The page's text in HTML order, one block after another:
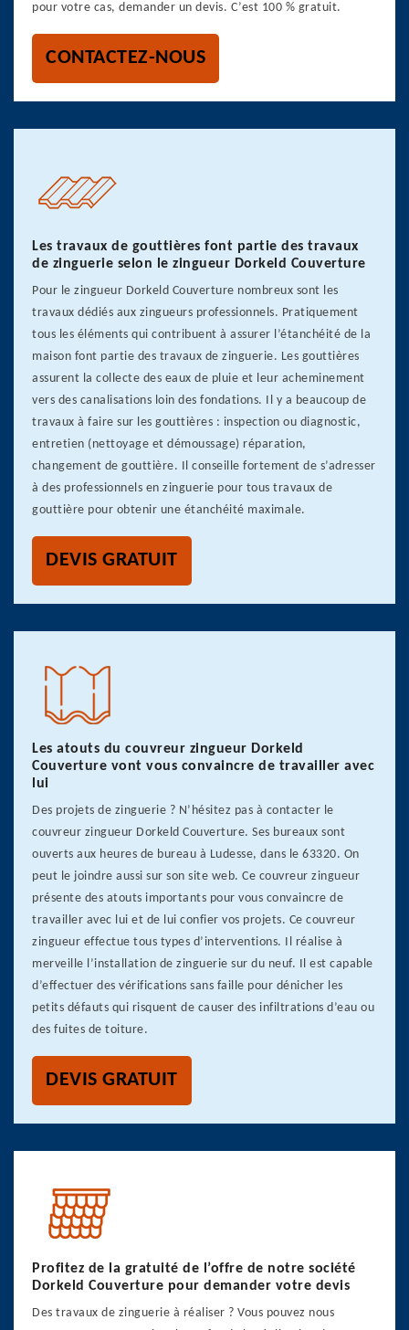
pour votre cas, demander un devis. C’est 100 % gratuit.
CONTACTEZ-NOUS
Les travaux de gouttières font partie des travaux
de zinguerie selon le zingueur Dorkeld Couverture
Pour le zingueur Dorkeld Couverture nombreux sont les
travaux dédiés aux zingueurs professionnels. Pratiquement
tous les éléments qui contribuent à assurer l’étanchéité de la
maison font partie des travaux de zinguerie. Les gouttières
assurent la collecte des eaux de pluie et leur acheminement
vers des canalisations loin des fondations. Il y a beaucoup de
travaux à faire sur les gouttières : inspection ou diagnostic,
entretien (nettoyage et démoussage) réparation,
changement de gouttière. Il conseille fortement de s’adresser
à des professionnels en zinguerie pour tous travaux de
gouttière pour obtenir une étanchéité maximale.
DEVIS GRATUIT
Les atouts du couvreur zingueur Dorkeld
Couverture vont vous convaincre de travailler avec
lui
Des projets de zinguerie ? N’hésitez pas à contacter le
couvreur zingueur Dorkeld Couverture. Ses bureaux sont
ouverts aux heures de bureau à Ludesse, dans le 63320. On
peut le joindre aussi sur son site web. Ce couvreur zingueur
présente des atouts importants pour vous convaincre de
travailler avec lui et de lui confier vos projets. Ce couvreur
zingueur effectue tous types d’interventions. Il réalise à
merveille l’installation de zinguerie sur du neuf. Il est capable
d’effectuer des vérifications sans faille pour dénicher les
petits défauts qui risquent de causer des infiltrations d’eau ou
des fuites de toiture.
DEVIS GRATUIT
Profitez de la gratuité de l’offre de notre société
Dorkeld Couverture pour demander votre devis
Des travaux de zinguerie à réaliser ? Vous pouvez nous